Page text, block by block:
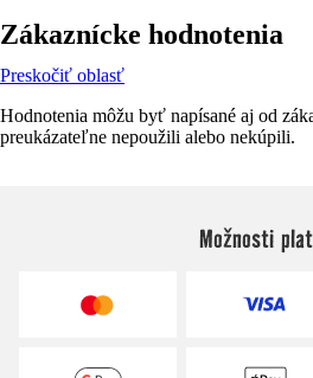
Zákaznícke hodnotenia
Preskočiť oblasť
Hodnotenia môžu byť napísané aj od
preukázateľne nepoužili alebo nekúpili.
Možnosti